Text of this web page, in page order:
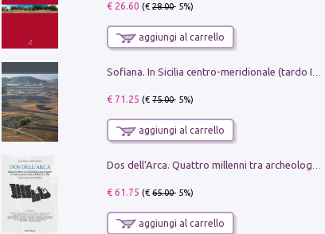
€ 26.60 (€28.00- 5%)
aggiungi al carrello
€ 71.25 (€75.00- 5%)
aggiungi al carrello
€ 61.75 (€65.00- 5%)
aggiungi al carrello